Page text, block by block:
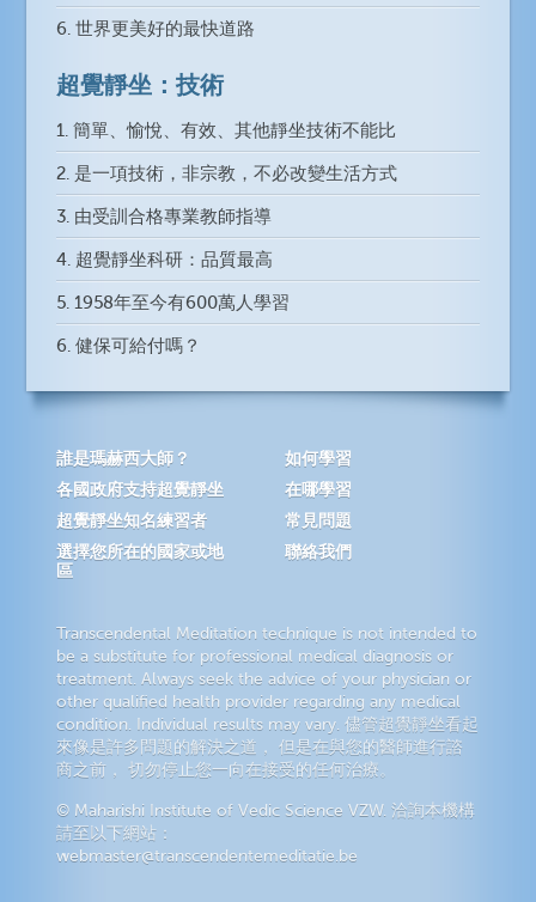
6. 世界更美好的最快道路
超覺靜坐：技術
1. 簡單、愉悅、有效、其他靜坐技術不能比
2. 是一項技術，非宗教，不必改變生活方式
3. 由受訓合格專業教師指導
4. 超覺靜坐科研：品質最高
5. 1958年至今有600萬人學習
6. 健保可給付嗎？
誰是瑪赫西大師？
各國政府支持超覺靜坐
超覺靜坐知名練習者
選擇您所在的國家或地
區
如何學習
在哪學習
常見問題
聯絡我們
Transcendental Meditation technique is not intended to
be a substitute for professional medical diagnosis or
treatment. Always seek the advice of your physician or
other qualified health provider regarding any medical
condition. Individual results may vary. 儘管超覺靜坐看起
來像是許多問題的解決之道， 但是在與您的醫師進行諮
商之前， 切勿停止您一向在接受的任何治療。
© Maharishi Institute of Vedic Science VZW. 洽詢本機構
請至以下網站：
webmaster@transcendentemeditatie.be